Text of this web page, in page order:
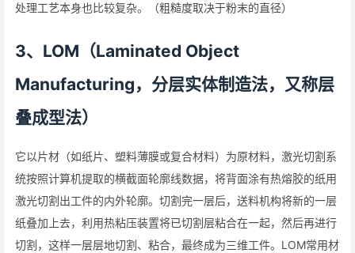
处理工艺本身也比较复杂。（粗糙度取决于粉末的直径）
3、LOM（Laminated Object
Manufacturing，分层实体制造法，又称层
叠成型法）
它以片材（如纸片、塑料薄膜或复合材料）为原材料，激光切割系
统按照计算机提取的横截面轮廓线数据，将背面涂有热熔胶的纸用
激光切割出工件的内外轮廓。切割完一层后，送料机构将新的一层
纸叠加上去，利用热粘压装置将已切割层粘合在一起，然后再进行
切割，这样一层层地切割、粘合，最终成为三维工件。LOM常用材